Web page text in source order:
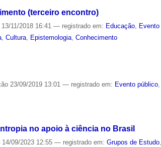
(terceiro encontro)
13/11/2018 16:41— registrado em: Educação
,Cultura Epistemologia ,Conhecimento
23/09/2019 13:01— registrado em: Evento público
no apoio à ciência no Brasil
14/09/2023 12:55— registrado em:Grupos de Estudo